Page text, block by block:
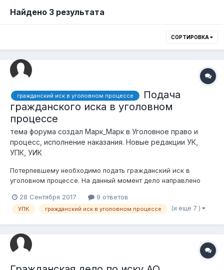
Найдено 3 результата
СОРТИРОВКА
гражданский иск в уголовном процессе
Подача
гражданского иска в уголовном
процессе
тема форума создал Марк_Марк в Уголовное право и
процесс, исполнение наказания. Новые редакции УК,
УПК, УИК
Потерпевшему необходимо подать гражданский иск в
уголовном процессе. На данный момент дело направлено
быть предъявлен с момента начала досудебного
расследования до окончания судебного следствия...>" Стало
28 Сентября 2017 9 ответов
УПК гражданский иск в уголовном процессе (и еще 7 )